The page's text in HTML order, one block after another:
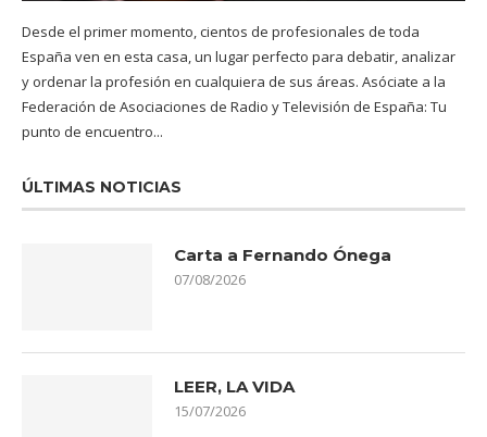
Desde el primer momento, cientos de profesionales de toda
España ven en esta casa, un lugar perfecto para debatir, analizar
y ordenar la profesión en cualquiera de sus áreas. Asóciate a la
Federación de Asociaciones de Radio y Televisión de España: Tu
punto de encuentro...
ÚLTIMAS NOTICIAS
Carta a Fernando Ónega
07/08/2026
LEER, LA VIDA
15/07/2026